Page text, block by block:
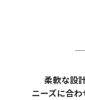
柔軟な設
ニーズに合